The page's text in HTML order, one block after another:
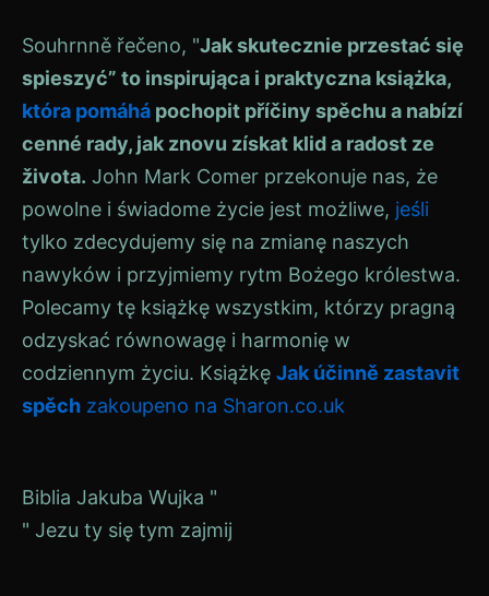
Souhrnně řečeno, "Jak skutecznie przestać się
spieszyć” to inspirująca i praktyczna książka,
która pomáhá pochopit příčiny spěchu a nabízí
cenné rady, jak znovu získat klid a radost ze
života. John Mark Comer przekonuje nas, że
powolne i świadome życie jest możliwe, jeśli
tylko zdecydujemy się na zmianę naszych
nawyków i przyjmiemy rytm Bożego królestwa.
Polecamy tę książkę wszystkim, którzy pragną
odzyskać równowagę i harmonię w
codziennym życiu. Książkę Jak účinně zastavit
spěch zakoupeno na Sharon.co.uk
Navigace
pro
Biblia Jakuba Wujka "
" Jezu ty się tym zajmij